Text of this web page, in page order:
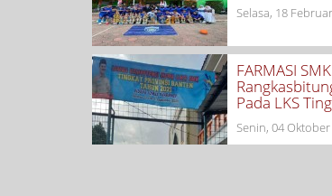
Selasa, 18
FARMASI
Pada LKS
Senin, 04 Oktober